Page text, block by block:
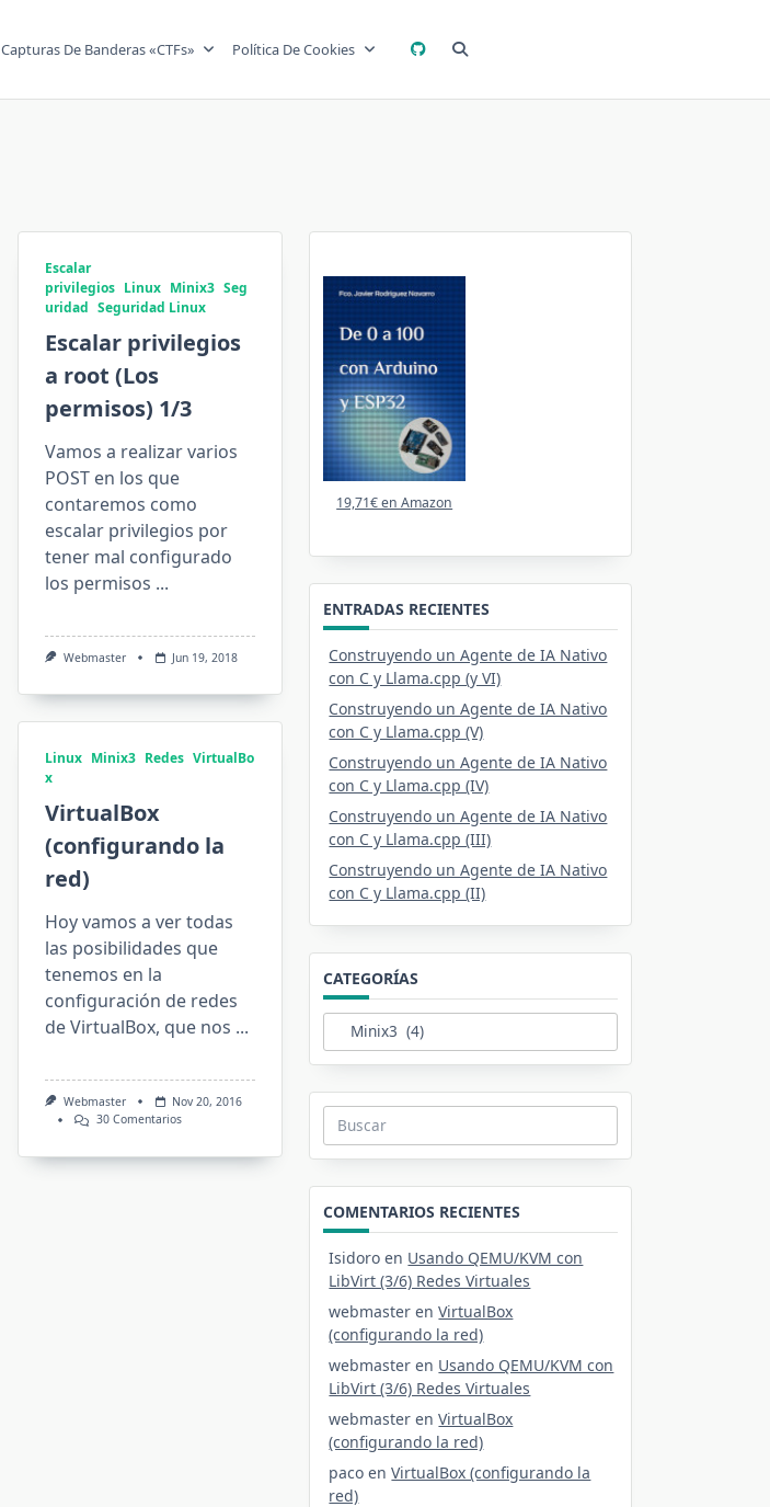
Capturas De Banderas «CTFs» Política De Cookies
Escalar
privilegios Linux Minix3 Seg
uridad Seguridad Linux
Escalar privilegios
a root (Los
permisos) 1/3
Vamos a realizar varios
POST en los que
contaremos como
escalar privilegios por
tener mal configurado
los permisos ...
Webmaster Jun 19, 2018
Linux Minix3 Redes VirtualBo
x
VirtualBox
(configurando la
red)
Hoy vamos a ver todas
las posibilidades que
tenemos en la
configuración de redes
de VirtualBox, que nos ...
Webmaster
Nov 20, 2016
30 ComentariosEn
19,71€ en Amazon
ENTRADAS RECIENTES
Construyendo un Agente de IA Nativo
con C y Llama.cpp (y VI)
Construyendo un Agente de IA Nativo
con C y Llama.cpp (V)
Construyendo un Agente de IA Nativo
con C y Llama.cpp (IV)
Construyendo un Agente de IA Nativo
con C y Llama.cpp (III)
Construyendo un Agente de IA Nativo
con C y Llama.cpp (II)
CATEGORÍAS
Categorías
Buscar:
COMENTARIOS RECIENTES
Isidoro en Usando QEMU/KVM con
LibVirt (3/6) Redes Virtuales
webmaster enVirtualBox
(configurando la red)
webmaster en Usando QEMU/KVM con
LibVirt (3/6) Redes Virtuales
webmaster enVirtualBox
(configurando la red)
paco enVirtualBox (configurando la
red)